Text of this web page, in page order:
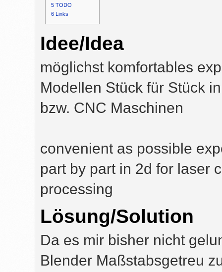
5 TODO
6 Links
Idee/Idea
möglichst komfortables
Modellen Stück für Stück
bzw. CNC Maschinen
convenient as possible
part by part in 2d for laser
processing
Lösung/Solution
Da es mir bisher nicht
Blender Maßstabsgetreu